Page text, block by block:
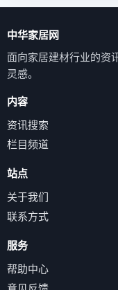
中华家居网
面向家居建材行业的资
灵感。
内容
资讯搜索
栏目频道
站点
关于我们
联系方式
服务
帮助中心